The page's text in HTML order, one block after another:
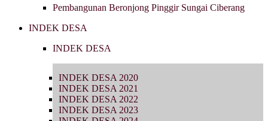
Pembangunan Beronjong Pinggir Sungai Ciberang
INDEK DESA
INDEK DESA
INDEK DESA 2020
INDEK DESA 2021
INDEK DESA 2022
INDEK DESA 2023